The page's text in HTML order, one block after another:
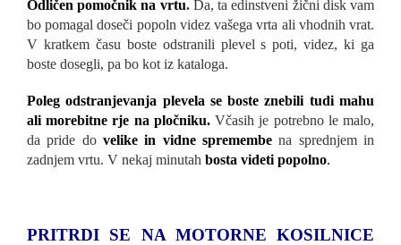
Odličen pomočnik na vrtu.Da, ta edinstveni žični disk vam
bo pomagal doseči popoln videz vašega vrta ali vhodnih vrat.
V kratkem času boste odstranili plevel s poti, videz, ki ga
boste dosegli, pa bo kot iz kataloga.
Poleg odstranjevanja plevela se boste znebili tudi mahu
ali morebitne rje na pločniku. Včasih je potrebno le malo,
da pride do velike in vidne spremembe na sprednjem in
zadnjem vrtu. V nekaj minutah bosta videti popolno.
PRITRDI SE NA MOTORNE KOSILNICE